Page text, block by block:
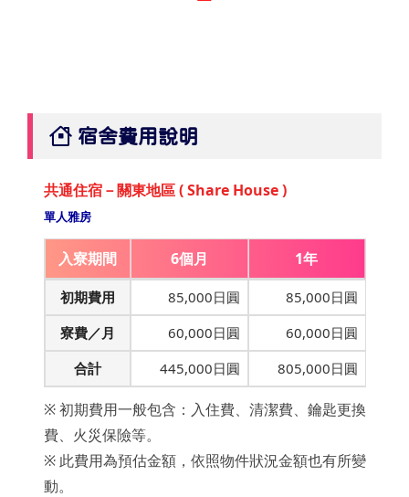
宿舍費用說明
共通住宿－關東地區 ( Share House )
單人雅房
入寮期間 6個月 1年
初期費用 85,000日圓
85,000日圓
寮費／月
60,000日圓
60,000日圓
合計
445,000日圓 805,000日圓
※ 初期費用一般包含：入住費、清潔費、鑰匙更換
費、火災保險等。
※ 此費用為預估金額，依照物件狀況金額也有所變
動。